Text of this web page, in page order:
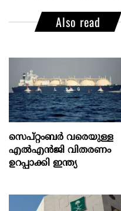
Also read
സെപ്റ്റംബർ വരെയുള്ള
എൽഎൻജി വിതരണം
ഉറപ്പാക്കി ഇന്ത്യ